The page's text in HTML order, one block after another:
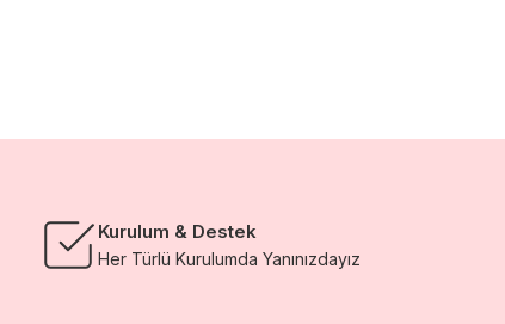
Kurulum & Destek
Her Türlü Kurulumda Yanınızdayız